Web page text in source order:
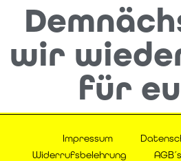
wir
für
Impressum
Widerrufsbelehrung
AGB´s